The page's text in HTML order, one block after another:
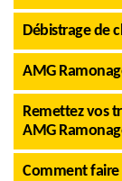
Débistrage de
AMG
Remettez vos
AMG
Comment